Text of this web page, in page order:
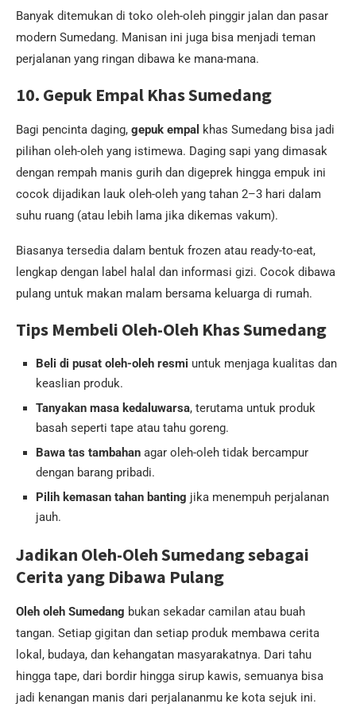
Banyak ditemukan di toko oleh-oleh pinggir jalan dan pasar
modern Sumedang. Manisan ini juga bisa menjadi teman
perjalanan yang ringan dibawa ke mana-mana.
10. Gepuk Empal Khas Sumedang
Bagi pencinta daging, gepuk empal khas Sumedang bisa jadi
pilihan oleh-oleh yang istimewa. Daging sapi yang dimasak
dengan rempah manis gurih dan digeprek hingga empuk ini
cocok dijadikan lauk oleh-oleh yang tahan 2–3 hari dalam
suhu ruang (atau lebih lama jika dikemas vakum).
Biasanya tersedia dalam bentuk frozen atau ready-to-eat,
lengkap dengan label halal dan informasi gizi. Cocok dibawa
pulang untuk makan malam bersama keluarga di rumah.
Tips Membeli Oleh-Oleh Khas Sumedang
Beli di pusat oleh-oleh resmi untuk menjaga kualitas dan
keaslian produk.
Tanyakan masa kedaluwarsa, terutama untuk produk
basah seperti tape atau tahu goreng.
Bawa tas tambahan agar oleh-oleh tidak bercampur
dengan barang pribadi.
Pilih kemasan tahan banting jika menempuh perjalanan
jauh.
Jadikan Oleh-Oleh Sumedang sebagai
Cerita yang Dibawa Pulang
Oleh oleh Sumedang bukan sekadar camilan atau buah
tangan. Setiap gigitan dan setiap produk membawa cerita
lokal, budaya, dan kehangatan masyarakatnya. Dari tahu
hingga tape, dari bordir hingga sirup kawis, semuanya bisa
jadi kenangan manis dari perjalananmu ke kota sejuk ini.